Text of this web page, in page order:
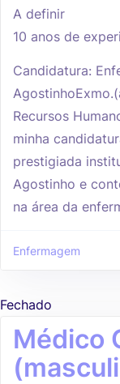
A definir
10 anos de
Candidatura:
Recursos
minha
prestigiada
Agostinho e
na área da
Enfermagem
Fechado
Médico